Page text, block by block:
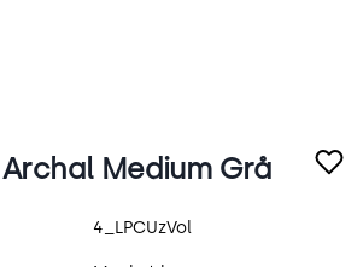
Medium Grå
4_LPCUzVol